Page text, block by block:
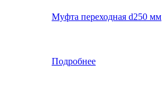
Муфта переходная d250 мм
Подробнее